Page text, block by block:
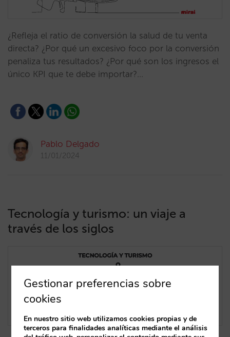
¿Refleja el ratio de conversión la salud de tu venta
directa? ¿Por qué un excesivo foco por la conversión
penaliza tus resultados? ¿Por qué son los ingresos el
único KPI que te debe importar?…
Pablo Delgado
11/01/2024
Tecnología y turismo: un viaje a
través de los siglos
Gestionar preferencias sobre
cookies
En nuestro sitio web utilizamos cookies propias y de
terceros para finalidades analíticas mediante el análisis